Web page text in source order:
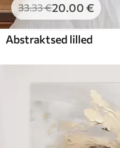
33.33€20.00 €
Abstraktsed lilled